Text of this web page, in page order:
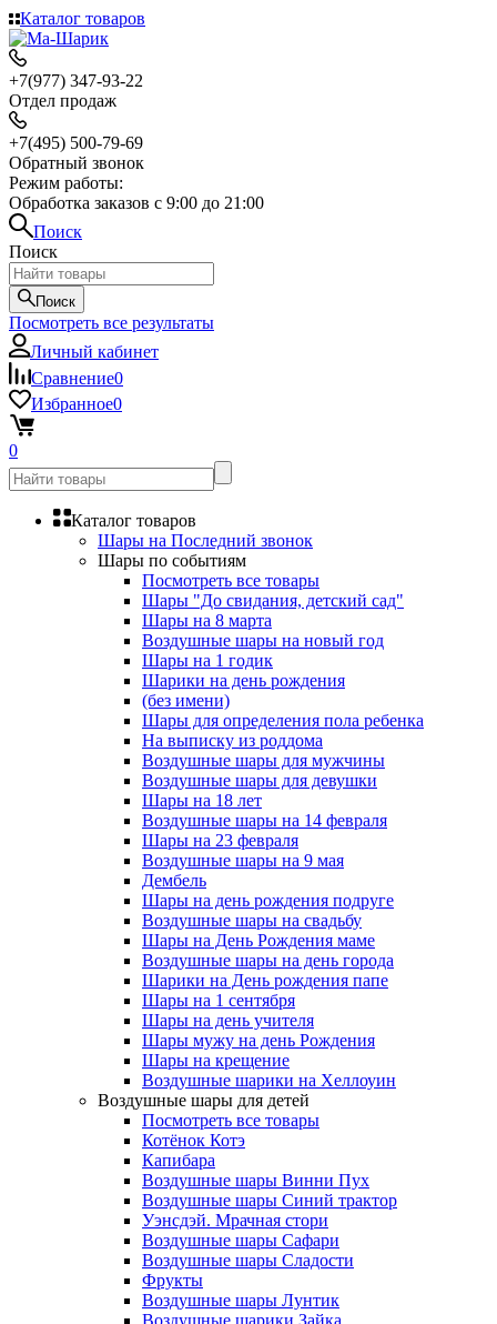
Каталог товаров
+7(977) 347-93-22
Отдел продаж
+7(495) 500-79-69
Обратный звонок
Режим работы:
Обработка заказов с 9:00 до 21:00
Поиск
Поиск
Поиск
Посмотреть все результаты
Личный кабинет
Сравнение0
Избранное0
0
Каталог товаров
Шары на Последний звонок
Шары по событиям
Посмотреть все товары
Шары "До свидания, детский сад"
Шары на 8 марта
Воздушные шары на новый год
Шары на 1 годик
Шарики на день рождения
(без имени)
Шары для определения пола ребенка
На выписку из роддома
Воздушные шары для мужчины
Воздушные шары для девушки
Шары на 18 лет
Воздушные шары на 14 февраля
Шары на 23 февраля
Воздушные шары на 9 мая
Дембель
Шары на день рождения подруге
Воздушные шары на свадьбу
Шары на День Рождения маме
Воздушные шары на день города
Шарики на День рождения папе
Шары на 1 сентября
Шары на день учителя
Шары мужу на день Рождения
Шары на крещение
Воздушные шарики на Хеллоуин
Воздушные шары для детей
Посмотреть все товары
Котёнок Котэ
Капибара
Воздушные шары Винни Пух
Воздушные шары Синий трактор
Уэнсдэй. Мрачная стори
Воздушные шары Сафари
Воздушные шары Сладости
Фрукты
Воздушные шары Лунтик
Воздушные шарики Зайка